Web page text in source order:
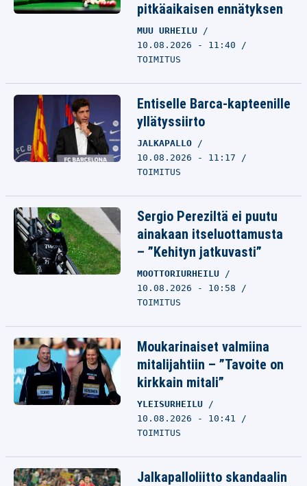
pitkäaikaisen ennätyksen
MUU URHEILU
10.08.2026 - 11:40
TOIMITUS
Entiselle Barca-kapteenille
yllätyssiirto
JALKAPALLO
10.08.2026 - 11:17
TOIMITUS
Sergio Pereziltä ei puutu
ainakaan itseluottamusta
– ”Kehityn jatkuvasti”
MOOTTORIURHEILU
10.08.2026 - 10:58
TOIMITUS
Moukarinaiset valmiina
mitalijahtiin – ”Tavoite on
kirkkain mitali”
YLEISURHEILU
10.08.2026 - 10:41
TOIMITUS
Jalkapalloliitto skandaalin